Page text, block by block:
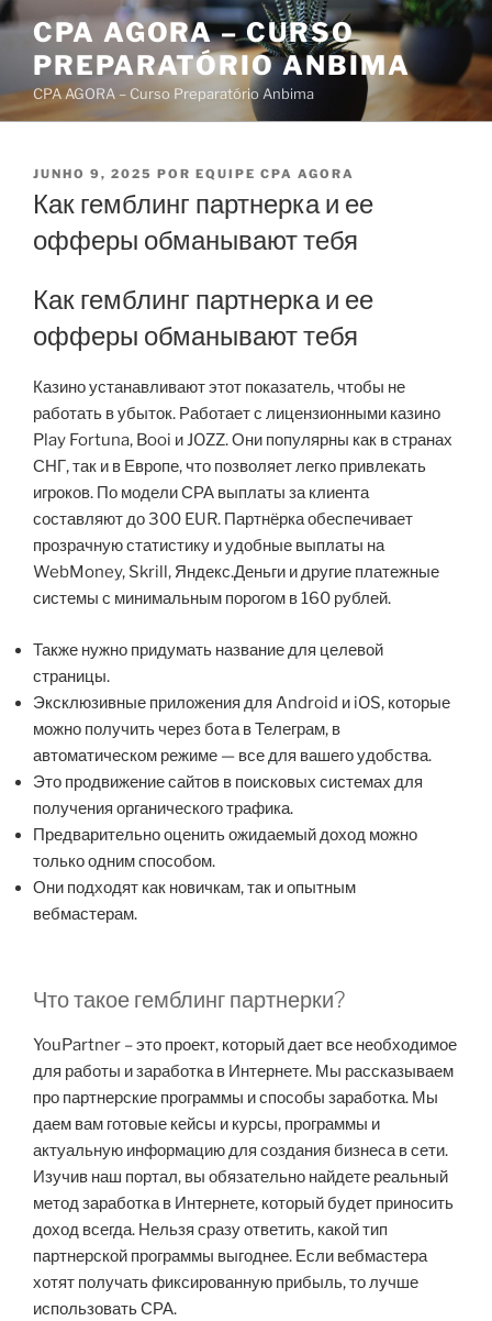
Pular
conteúdo
CPA AGORA – CURSO
PREPARATÓRIO ANBIMA
CPA AGORA – Curso Preparatório Anbima
PUBLICADO
EM
JUNHO 9, 2025 POR EQUIPE CPA AGORA
Как гемблинг партнерка и ее
офферы обманывают тебя
Как гемблинг партнерка и ее
офферы обманывают тебя
Казино устанавливают этот показатель, чтобы не
работать в убыток. Работает с лицензионными казино
Play Fortuna, Booi и JOZZ. Они популярны как в странах
СНГ, так и в Европе, что позволяет легко привлекать
игроков. По модели СРА выплаты за клиента
составляют до 300 EUR. Партнёрка обеспечивает
прозрачную статистику и удобные выплаты на
WebMoney, Skrill, Яндекс.Деньги и другие платежные
системы с минимальным порогом в 160 рублей.
Также нужно придумать название для целевой
страницы.
Эксклюзивные приложения для Android и iOS, которые
можно получить через бота в Телеграм, в
автоматическом режиме — все для вашего удобства.
Это продвижение сайтов в поисковых системах для
получения органического трафика.
Предварительно оценить ожидаемый доход можно
только одним способом.
Они подходят как новичкам, так и опытным
вебмастерам.
Что такое гемблинг партнерки?
YouPartner – это проект, который дает все необходимое
для работы и заработка в Интернете. Мы рассказываем
про партнерские программы и способы заработка. Мы
даем вам готовые кейсы и курсы, программы и
актуальную информацию для создания бизнеса в сети.
Изучив наш портал, вы обязательно найдете реальный
метод заработка в Интернете, который будет приносить
доход всегда. Нельзя сразу ответить, какой тип
партнерской программы выгоднее. Если вебмастера
хотят получать фиксированную прибыль, то лучше
использовать СРА.